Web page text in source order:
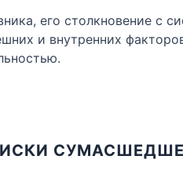
его столкновение с
и внутренних